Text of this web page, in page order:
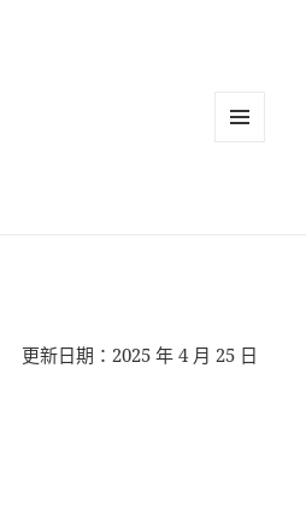
更新日期：2025 年 4 月 25 日